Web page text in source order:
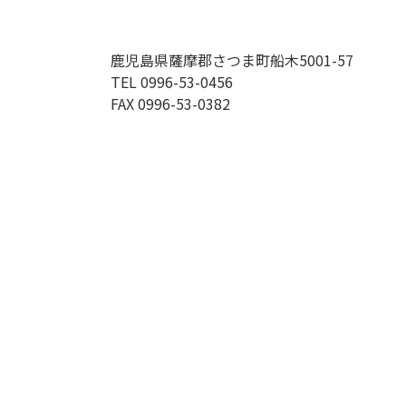
鹿児島県薩摩郡さつま町船木5001-57
TEL 0996-53-0456
FAX 0996-53-0382